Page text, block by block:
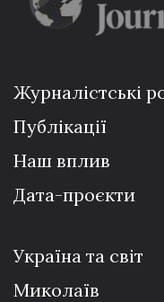
Журналістські
Публікації
Наш вплив
Дата-проєкти
Україна та світ
Миколаїв